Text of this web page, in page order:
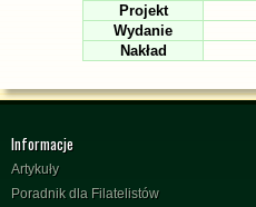
Projekt
Wydanie
Nakład
Informacje
Artykuły
Poradnik dla Filatelistów